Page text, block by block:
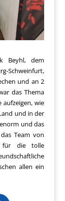
Beyhl, dem
Schweinfurt,
und an 2
das Thema
aufzeigen, wie
und in der
und das
Team von
für die tolle
allen ein